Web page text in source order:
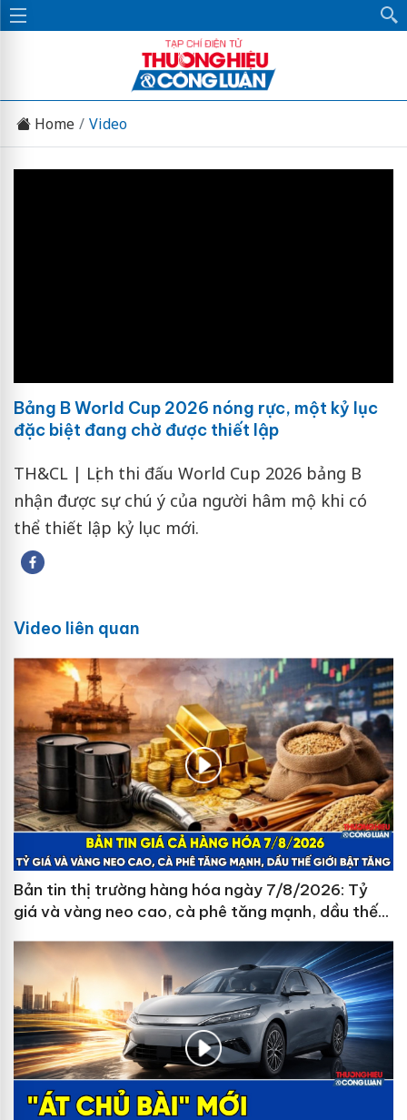
Home Video
Bảng B World Cup 2026 nóng rực, một kỷ lục
đặc biệt đang chờ được thiết lập
TH&CL | Lịch thi đấu World Cup 2026 bảng B
nhận được sự chú ý của người hâm mộ khi có
thể thiết lập kỷ lục mới.
Video liên quan
Bản tin thị trường hàng hóa ngày 7/8/2026: Tỷ
giá và vàng neo cao, cà phê tăng mạnh, dầu thế